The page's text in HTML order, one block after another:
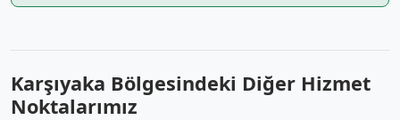
Karşıyaka Bölgesindeki Diğer Hizmet
Noktalarımız